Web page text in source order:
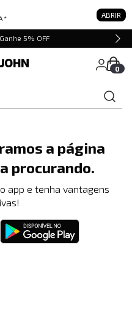
* ABRIR
5% OFF
0
a página
procurando.
app e tenha vantagens